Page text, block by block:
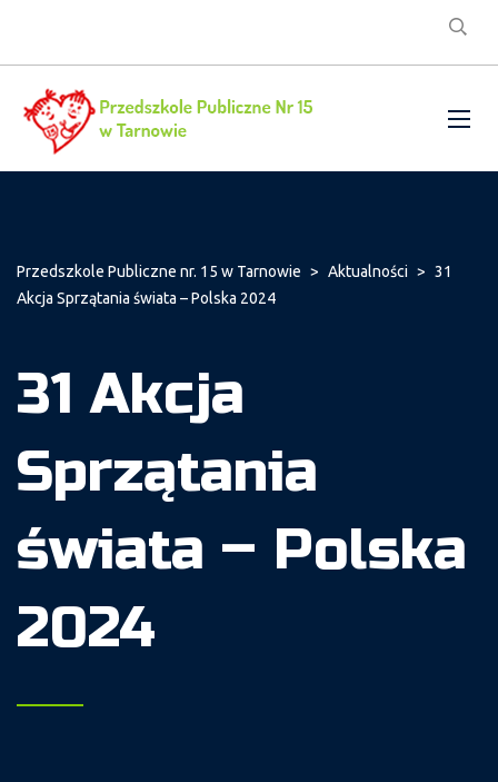
Przedszkole Publiczne nr. 15 w Tarnowie > Aktualności > 31
Akcja Sprzątania świata – Polska 2024
31 Akcja
Sprzątania
świata – Polska
2024